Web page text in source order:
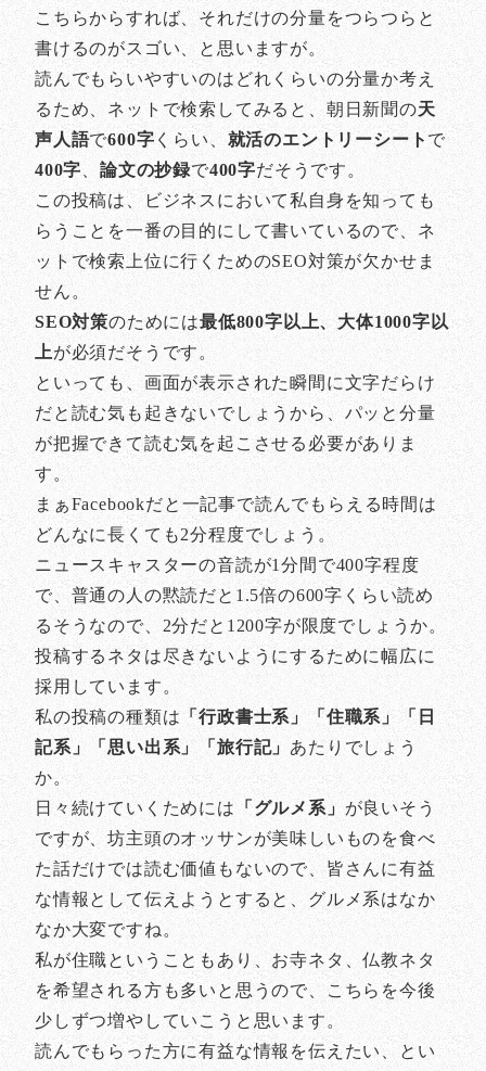
こちらからすれば、それだけの分量をつらつらと
書けるのがスゴい、と思いますが。
読んでもらいやすいのはどれくらいの分量か考え
るため、ネットで検索してみると、朝日新聞の天
声人語で600字くらい、就活のエントリーシート で
400字 、論文の抄録で400字だそうです。
この投稿は、ビジネスにおいて私自身を知っても
らうことを一番の目的にして書いているので、ネ
ットで検索上位に行くためのSEO対策が欠かせま
せん。
SEO対策のためには最低800字以上、大体1000字以
上が必須だそうです。
といっても、画面が表示された瞬間に文字だらけ
だと読む気も起きないでしょうから、パッと分量
が把握できて読む気を起こさせる必要がありま
す。
まぁFacebookだと一記事で読んでもらえる時間は
どんなに長くても2分程度でしょう。
ニュースキャスターの音読が1分間で400字程度
で、普通の人の黙読だと1.5倍の600字くらい読め
るそうなので、2分だと1200字が限度でしょうか。
投稿するネタは尽きないようにするために幅広に
採用しています。
私の投稿の種類は 「行政書士系」「住職系」「日
記系」「思い出系」「旅行記」 あたりでしょう
か。
日々続けていくためには
「グルメ系」 が良いそう
ですが、坊主頭のオッサンが美味しいものを食べ
た話だけでは読む価値もないので、皆さんに有益
な情報として伝えようとすると、グルメ系はなか
なか大変ですね。
私が住職ということもあり、お寺ネタ、仏教ネタ
を希望される方も多いと思うので、こちらを今後
少しずつ増やしていこうと思います。
読んでもらった方に有益な情報を伝えたい、とい